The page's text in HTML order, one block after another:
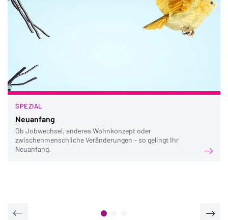
SPEZIAL
Neuanfang
Ob Jobwechsel, anderes Wohnkonzept oder
zwischenmenschliche Veränderungen – so gelingt Ihr
Neuanfang.